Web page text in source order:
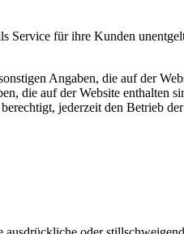
Service für ihre Kunden
Angaben, die auf der
die auf der Website enthalten
jederzeit den Betrieb